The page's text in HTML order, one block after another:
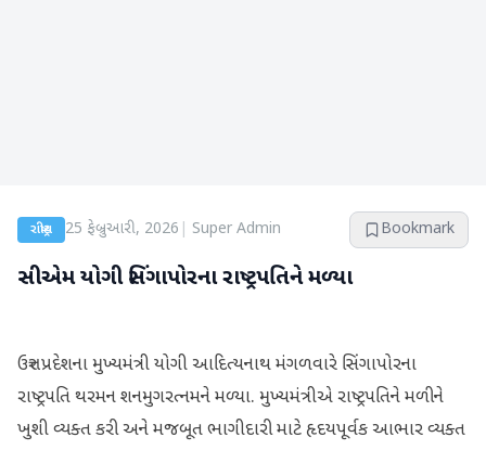
રાષ્ટ્રીય 25 ફેબ્રુઆરી, 2026 Super Admin Bookmark
સીએમ યોગી સિંગાપોરના રાષ્ટ્રપતિને મળ્યા
ઉત્તર પ્રદેશના મુખ્યમંત્રી યોગી આદિત્યનાથ મંગળવારે સિંગાપોરના
રાષ્ટ્રપતિ થરમન શનમુગરત્નમને મળ્યા. મુખ્યમંત્રીએ રાષ્ટ્રપતિને મળીને
ખુશી વ્યક્ત કરી અને મજબૂત ભાગીદારી માટે હૃદયપૂર્વક આભાર વ્યક્ત